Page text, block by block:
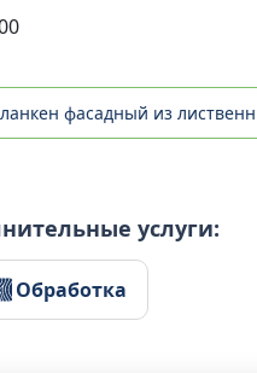
фасадный из
услуги:
Обработка